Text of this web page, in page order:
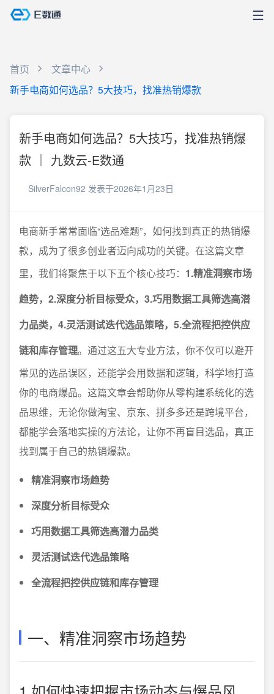
首页
文章中心
新手电商如何选品？5大技巧，找准热销爆款
新手电商如何选品？5大技巧，找准热销爆
款 ｜ 九数云-E数通
SilverFalcon92 发表于2026年1月23日
电商新手常常面临“选品难题”，如何找到真正的热销爆
款，成为了很多创业者迈向成功的关键。在这篇文章
里，我们将聚焦于以下五个核心技巧： 1.精准洞察市场
趋势，2.深度分析目标受众，3.巧用数据工具筛选高潜
力品类，4.灵活测试迭代选品策略，5.全流程把控供应
链和库存管理。通过这五大专业方法，你不仅可以避开
常见的选品误区，还能学会用数据和逻辑，科学地打造
你的电商爆品。这篇文章会帮助你从零构建系统化的选
品思维，无论你做淘宝、京东、拼多多还是跨境平台，
都能学会落地实操的方法论，让你不再盲目选品，真正
找到属于自己的热销爆款。
精准洞察市场趋势
深度分析目标受众
巧用数据工具筛选高潜力品类
灵活测试迭代选品策略
全流程把控供应链和库存管理
一、精准洞察市场趋势